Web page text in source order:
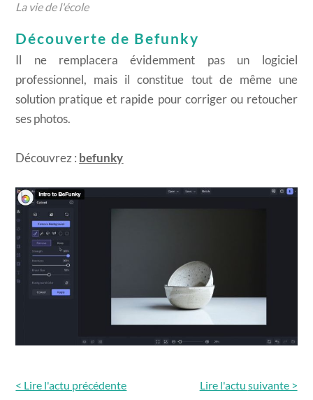
La vie de l'école
Découverte de Befunky
Il ne remplacera évidemment pas un logiciel
professionnel, mais il constitue tout de même une
solution pratique et rapide pour corriger ou retoucher
ses photos.
Découvrez : befunky
< Lire l'actu précédente Lire l'actu suivante >